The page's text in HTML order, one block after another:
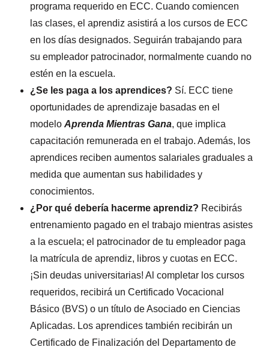
programa requerido en ECC. Cuando comiencen
las clases, el aprendiz asistirá a los cursos de ECC
en los días designados. Seguirán trabajando para
su empleador patrocinador, normalmente cuando no
estén en la escuela.
¿Se les paga a los aprendices? Sí. ECC tiene
oportunidades de aprendizaje basadas en el
modeloAprenda Mientras Gana, que implica
capacitación remunerada en el trabajo. Además, los
aprendices reciben aumentos salariales graduales a
medida que aumentan sus habilidades y
conocimientos.
¿Por qué debería hacerme aprendiz? Recibirás
entrenamiento pagado en el trabajo mientras asistes
a la escuela; el patrocinador de tu empleador paga
la matrícula de aprendiz, libros y cuotas en ECC.
¡Sin deudas universitarias! Al completar los cursos
requeridos, recibirá un Certificado Vocacional
Básico (BVS) o un título de Asociado en Ciencias
Aplicadas. Los aprendices también recibirán un
Certificado de Finalización del Departamento de